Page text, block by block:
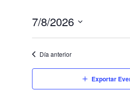
7/8/2026
Día anterior
Exportar